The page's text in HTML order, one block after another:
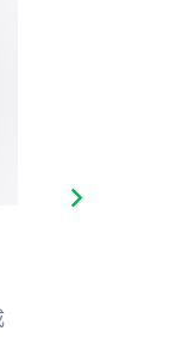
Next slide